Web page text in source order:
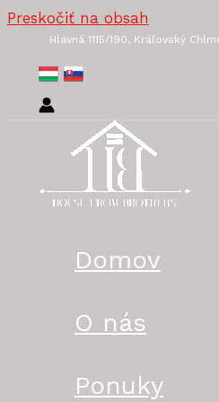
Preskočiť na obsah
Hlavná 1115/190, Kráľovský
Domov
O nás
Ponuky